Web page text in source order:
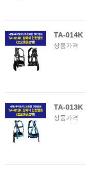
TA-014K
상품가격
TA-013K
상품가격